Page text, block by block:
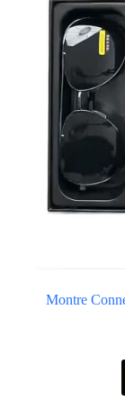
Montre